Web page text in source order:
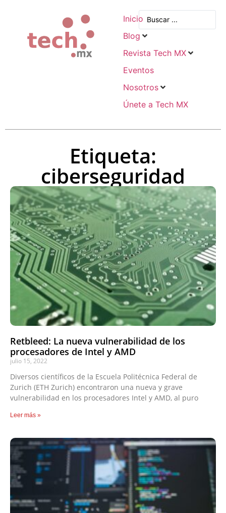
Inicio
Blog
Revista Tech MX
Eventos
Nosotros
Únete a Tech MX
Etiqueta:
ciberseguridad
Retbleed: La nueva vulnerabilidad de los
procesadores de Intel y AMD
julio 15, 2022
Diversos científicos de la Escuela Politécnica Federal de
Zurich (ETH Zurich) encontraron una nueva y grave
vulnerabilidad en los procesadores Intel y AMD, al puro
Leer más »